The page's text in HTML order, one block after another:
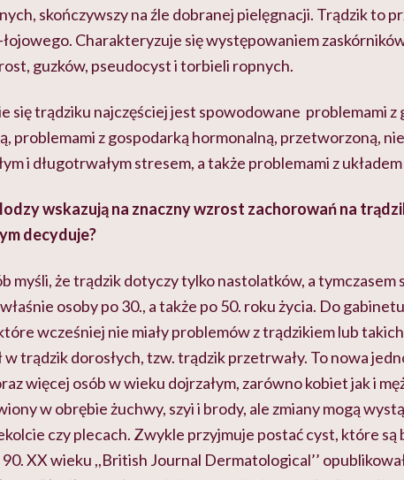
skończywszy na źle dobranej pielęgnacji. Trądzik to
Charakteryzuje się występowaniem
guzków, pseudocyst i torbieli ropnych.
się trądziku najczęściej jest spowodowane problemami z
problemami z gospodarką hormonalną, przetworzoną,
i długotrwałym stresem, a także problemami z
wskazują na znaczny wzrost zachorowań na
decyduje?
myśli, że trądzik dotyczy tylko nastolatków, a
osoby po 30., a także po 50. roku życia. Do
wcześniej nie miały problemów z trądzikiem lub
w trądzik dorosłych, tzw. trądzik przetrwały. To nowa
więcej osób w wieku dojrzałym, zarówno kobiet jak i
w obrębie żuchwy, szyi i brody, ale zmiany mogą
czy plecach. Zwykle przyjmuje postać cyst, które są
XX wieku ,,British Journal Dermatological’’